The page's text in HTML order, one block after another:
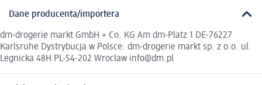
Dane producenta/importera
dm-drogerie markt GmbH + Co. KG Am dm-Platz 1 DE-76227
Karlsruhe Dystrybucja w Polsce: dm-drogerie markt sp. z o.o. ul.
Legnicka 48H PL-54-202 Wrocław info@dm.pl